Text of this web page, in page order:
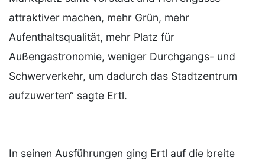
attraktiver machen, mehr Grün, mehr
Aufenthaltsqualität, mehr Platz für
Außengastronomie, weniger Durchgangs- und
Schwerverkehr, um dadurch das Stadtzentrum
aufzuwerten“ sagte Ertl.
In seinen Ausführungen ging Ertl auf die breite